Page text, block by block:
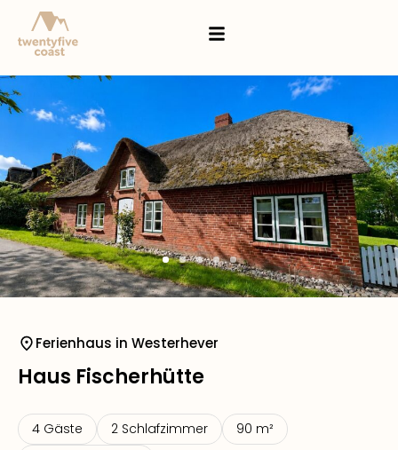
Ferienhaus in Westerhever
Haus Fischerhütte
4 Gäste 2 Schlafzimmer
90 m²